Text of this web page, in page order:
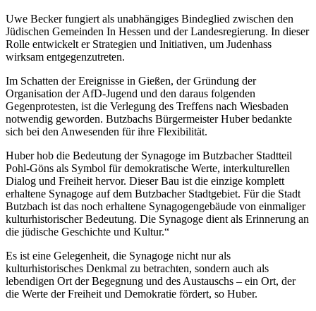
Uwe Becker fungiert als unabhängiges Bindeglied zwischen den
Jüdischen Gemeinden In Hessen und der Landesregierung. In dieser
Rolle entwickelt er Strategien und Initiativen, um Judenhass
wirksam entgegenzutreten.
Im Schatten der Ereignisse in Gießen, der Gründung der
Organisation der AfD-Jugend und den daraus folgenden
Gegenprotesten, ist die Verlegung des Treffens nach Wiesbaden
notwendig geworden. Butzbachs Bürgermeister Huber bedankte
sich bei den Anwesenden für ihre Flexibilität.
Huber hob die Bedeutung der Synagoge im Butzbacher Stadtteil
Pohl-Göns als Symbol für demokratische Werte, interkulturellen
Dialog und Freiheit hervor. Dieser Bau ist die einzige komplett
erhaltene Synagoge auf dem Butzbacher Stadtgebiet. Für die Stadt
Butzbach ist das noch erhaltene Synagogengebäude von einmaliger
kulturhistorischer Bedeutung. Die Synagoge dient als Erinnerung an
die jüdische Geschichte und Kultur.“
Es ist eine Gelegenheit, die Synagoge nicht nur als
kulturhistorisches Denkmal zu betrachten, sondern auch als
lebendigen Ort der Begegnung und des Austauschs – ein Ort, der
die Werte der Freiheit und Demokratie fördert, so Huber.